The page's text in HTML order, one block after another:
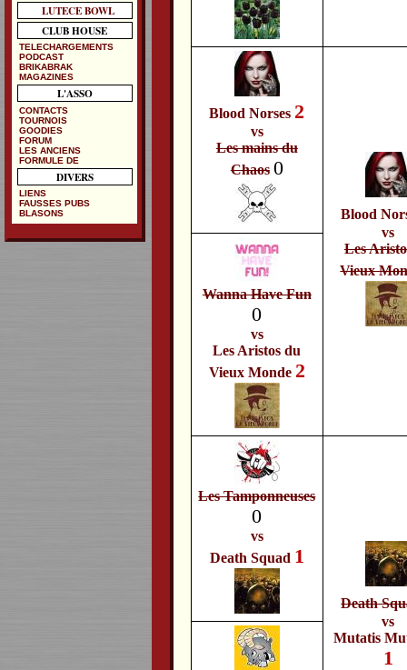
Blood Norses 2
vs
Les mains du
Chaos 0
Blood
vs
Les
Vieux
Wanna Have Fun
0
vs
Les Aristos du
Vieux Monde 2
Les Tamponneuses
0
vs
Death Squad 1
Death
vs
Mutatis
1
LUTECE BOWL
CLUB HOUSE
TELECHARGEMENTS
PODCAST
BRIKABRAK
MAGAZINES
L'ASSO
CONTACTS
TOURNOIS
GOODIES
FORUM
LES ANCIENS
FORMULE DE
DIVERS
LIENS
FAUSSES PUBS
BLASONS